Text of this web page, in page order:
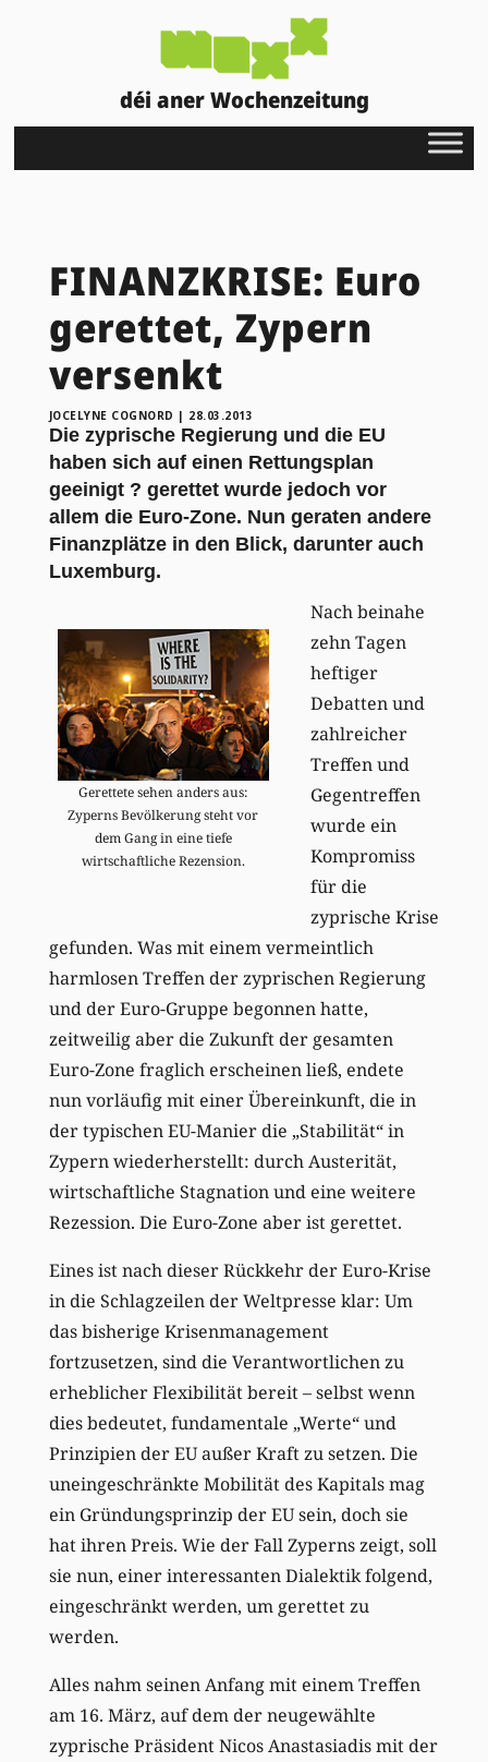
déi aner Wochenzeitung
FINANZKRISE: Euro
gerettet, Zypern
versenkt
JOCELYNE COGNORD | 28.03.2013
Die zyprische Regierung und die EU
haben sich auf einen Rettungsplan
geeinigt ? gerettet wurde jedoch vor
allem die Euro-Zone. Nun geraten andere
Finanzplätze in den Blick, darunter auch
Luxemburg.
Gerettete sehen anders aus:
Zyperns Bevölkerung steht vor
dem Gang in eine tiefe
wirtschaftliche Rezension.
Nach beinahe
zehn Tagen
heftiger
Debatten und
zahlreicher
Treffen und
Gegentreffen
wurde ein
Kompromiss
für die
zyprische Krise
gefunden. Was mit einem vermeintlich
harmlosen Treffen der zyprischen Regierung
und der Euro-Gruppe begonnen hatte,
zeitweilig aber die Zukunft der gesamten
Euro-Zone fraglich erscheinen ließ, endete
nun vorläufig mit einer Übereinkunft, die in
der typischen EU-Manier die „Stabilität“ in
Zypern wiederherstellt: durch Austerität,
wirtschaftliche Stagnation und eine weitere
Rezession. Die Euro-Zone aber ist gerettet.
Eines ist nach dieser Rückkehr der Euro-Krise
in die Schlagzeilen der Weltpresse klar: Um
das bisherige Krisenmanagement
fortzusetzen, sind die Verantwortlichen zu
erheblicher Flexibilität bereit – selbst wenn
dies bedeutet, fundamentale „Werte“ und
Prinzipien der EU außer Kraft zu setzen. Die
uneingeschränkte Mobilität des Kapitals mag
ein Gründungsprinzip der EU sein, doch sie
hat ihren Preis. Wie der Fall Zyperns zeigt, soll
sie nun, einer interessanten Dialektik folgend,
eingeschränkt werden, um gerettet zu
werden.
Alles nahm seinen Anfang mit einem Treffen
am 16. März, auf dem der neugewählte
zyprische Präsident Nicos Anastasiadis mit der